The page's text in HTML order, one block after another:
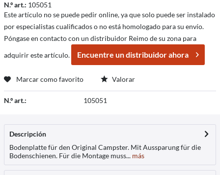
N.º art.: 105051
Este artículo no se puede pedir online, ya que solo puede ser instalado
por especialistas cualificados o no está homologado para su envío.
Póngase en contacto con un distribuidor Reimo de su zona para
adquirir este artículo.
Encuentre un distribuidor ahora
Marcar como favorito Valorar
N.º art.: 105051
Descripción
Bodenplatte für den Original Campster. Mit Aussparung für die
Bodenschienen. Für die Montage muss... más